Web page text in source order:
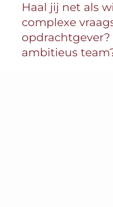
Haal jij net als
complexe
ambitieus